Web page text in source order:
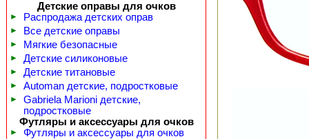
Детские оправы для очков
► Распродажа детских оправ
► Все детские оправы
► Мягкие безопасные
► Детские силиконовые
► Детские титановые
► Automan детские, подростковые
►
Gabriela Marioni детские,
подростковые
Футляры и аксессуары для очков
►
Футляры и аксессуары для очков